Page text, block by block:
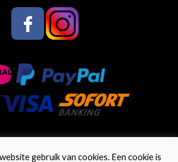
gebruik van cookies. Een cookie is